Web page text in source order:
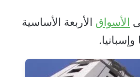
الأسواق الأربعة الأساسية